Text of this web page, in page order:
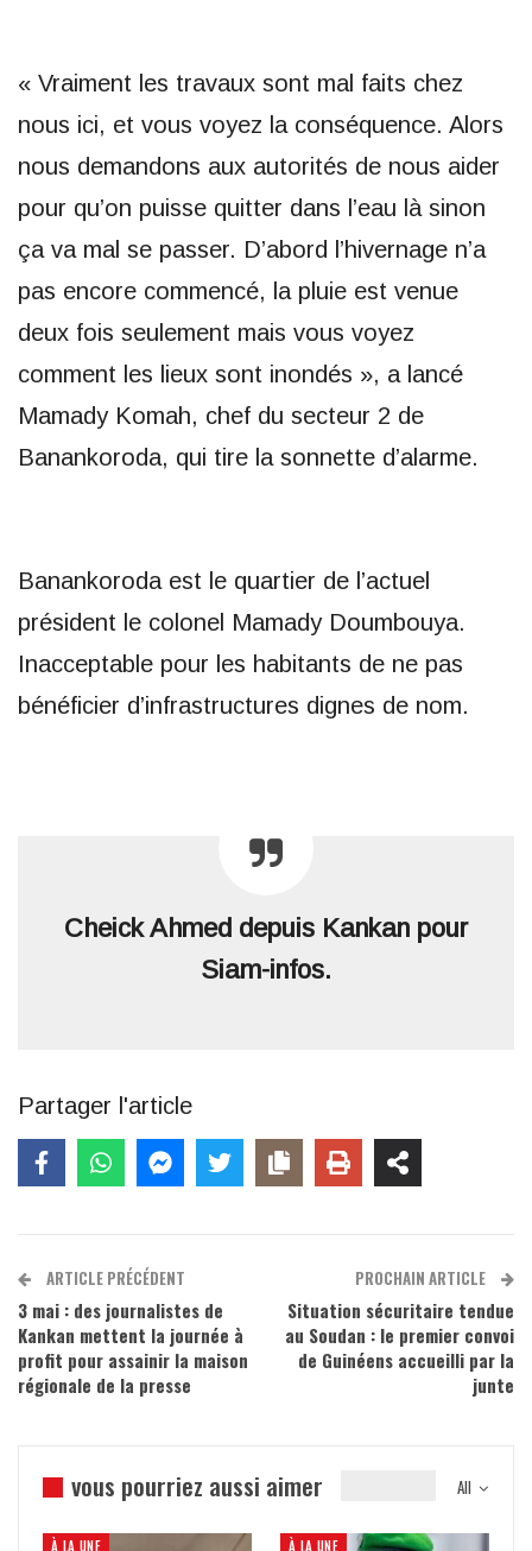
« Vraiment les travaux sont mal faits chez
nous ici, et vous voyez la conséquence. Alors
nous demandons aux autorités de nous aider
pour qu’on puisse quitter dans l’eau là sinon
ça va mal se passer. D’abord l’hivernage n’a
pas encore commencé, la pluie est venue
deux fois seulement mais vous voyez
comment les lieux sont inondés », a lancé
Mamady Komah, chef du secteur 2 de
Banankoroda, qui tire la sonnette d’alarme.
Banankoroda est le quartier de l’actuel
président le colonel Mamady Doumbouya.
Inacceptable pour les habitants de ne pas
bénéficier d’infrastructures dignes de nom.
Cheick Ahmed depuis Kankan pour
Siam-infos.
Partager l'article
ARTICLE PRÉCÉDENT
3 mai : des journalistes de
Kankan mettent la journée à
profit pour assainir la maison
régionale de la presse
PROCHAIN ARTICLE
Situation sécuritaire tendue
au Soudan : le premier convoi
de Guinéens accueilli par la
junte
All
vous pourriez aussi aimer
À LA UNE À LA UNE